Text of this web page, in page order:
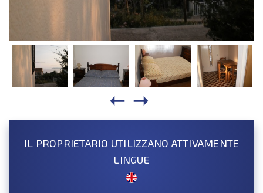
IL PROPRIETARIO UTILIZZANO ATTIVAMENTE
LINGUE